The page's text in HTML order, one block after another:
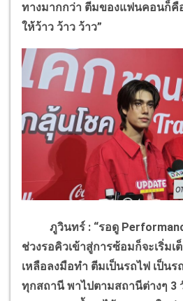
ทางมากกว่า ตีมของแฟนคอนก็คื
ให้ว้าว ว้าว ว้าว”
ภูวินทร์ : “รอดู
ช่วงรอคิวเข้าสู่การซ้อมก็จะเริ่ม
เหลือลงมือทำ ตีมเป็นรถไฟ เป็น
ทุกสถานี พาไปตามสถานีต่างๆ 3